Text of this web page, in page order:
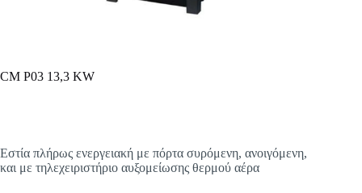
CM P03 13,3 KW
Εστία πλήρως ενεργειακή με πόρτα συρόμενη, ανοιγόμενη,
και με τηλεχειριστήριο αυξομείωσης θερμού αέρα